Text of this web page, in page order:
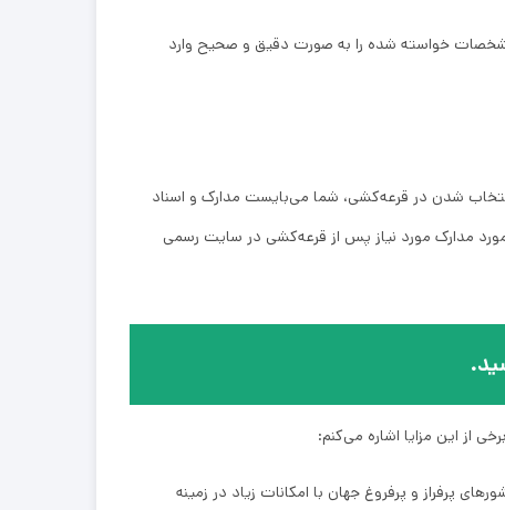
مشخصات خواسته شده را به صورت دقیق و صحیح وارد
شدن در قرعه‌کشی، شما می‌بایست مدارک و اسناد
مورد مدارک مورد نیاز پس از قرعه‌کشی در سایت رسمی
از این مزایا اشاره می‌کنم:
پرفراز و پرفروغ جهان با امکانات زیاد در زمینه